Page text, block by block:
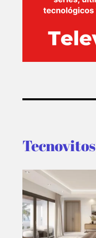
Tecnovitos